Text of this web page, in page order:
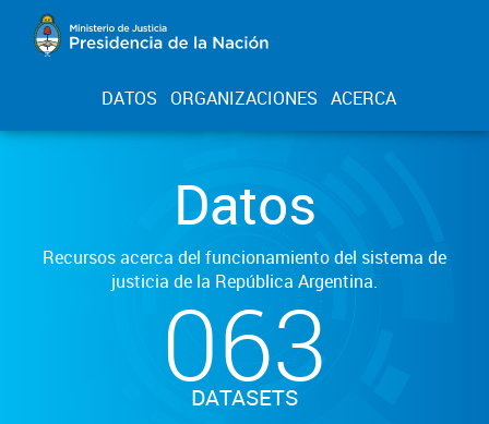
DATOS ORGANIZACIONES ACERCA
Datos
Recursos acerca del funcionamiento del sistema de
justicia de la República Argentina.
063
DATASETS